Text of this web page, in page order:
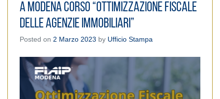
A Modena Corso “Ottimizzazione Fiscale
delle Agenzie Immobiliari”
Posted on 2 Marzo 2023 by Ufficio Stampa